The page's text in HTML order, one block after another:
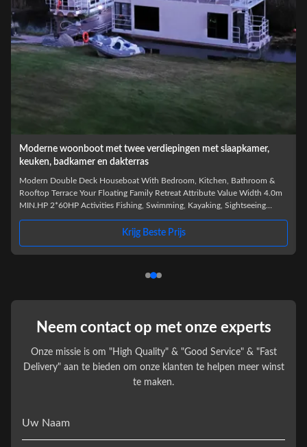
11,5 meter lange aluminium woonboot met dubbele verdieping
en verwijderbare bovenkajuit
HB1250 11.5m Modern Luxury Double Deck Houseboat The HB1250 is a
next-generation 11.5 meter luxury double deck houseboat engineered for
premium waterfront living and commercial operations. Featuring a modern
offers exceptional flexibility, comfort, and visual appeal. Built with marine-
grade aluminum pontoons and a reinforced aluminum deck structure, the
HB1250 delivers outstanding stability, corrosion
Krijg Beste Prijs
Neem contact op met onze experts
Onze missie is om "High Quality" & "Good Service" & "Fast
Delivery" aan te bieden om onze klanten te helpen meer winst
te maken.
Uw Naam